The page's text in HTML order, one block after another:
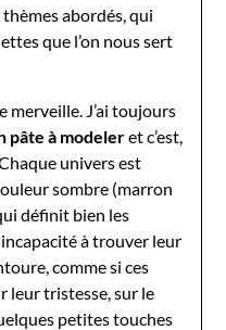
abordés, qui
que l’on nous sert
merveille. J’ai toujours
pâte à modeleret c’est,
univers est
sombre (marron
définit bien les
à trouver leur
comme si ces
leur tristesse, sur le
petites touches